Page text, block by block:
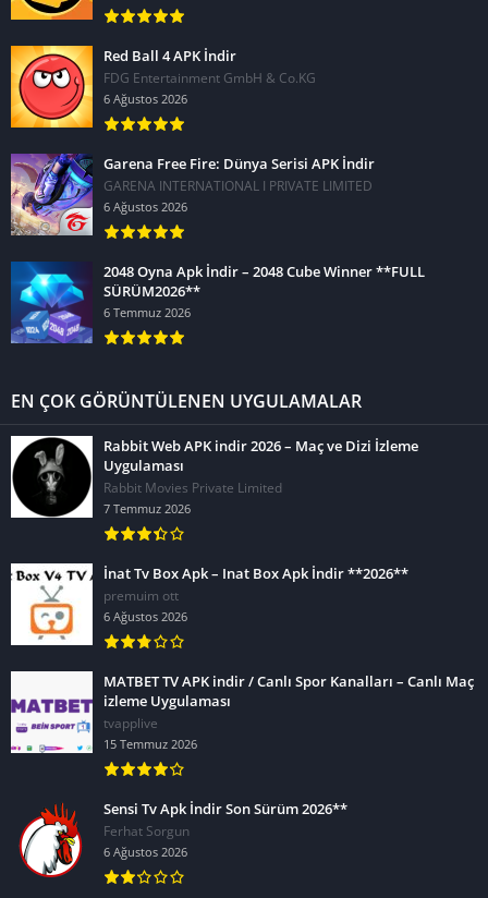
Red Ball 4 APK İndir
FDG Entertainment GmbH & Co.KG
6 Ağustos 2026
Garena Free Fire: Dünya Serisi APK İndir
GARENA INTERNATIONAL I PRIVATE LIMITED
6 Ağustos 2026
2048 Oyna Apk İndir – 2048 Cube Winner **FULL
SÜRÜM2026**
6 Temmuz 2026
EN ÇOK GÖRÜNTÜLENEN UYGULAMALAR
Rabbit Web APK indir 2026 – Maç ve Dizi İzleme
Uygulaması
Rabbit Movies Private Limited
7 Temmuz 2026
İnat Tv Box Apk – Inat Box Apk İndir **2026**
premuim ott
6 Ağustos 2026
MATBET TV APK indir / Canlı Spor Kanalları – Canlı Maç
izleme Uygulaması
tvapplive
15 Temmuz 2026
Sensi Tv Apk İndir Son Sürüm 2026**
Ferhat Sorgun
6 Ağustos 2026